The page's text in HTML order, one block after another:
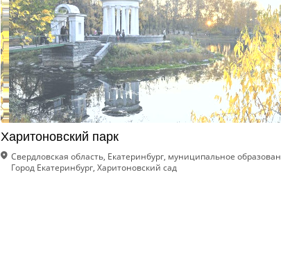
Харитоновский парк
Свердловская область, Екатеринбург, муниципальное
Город Екатеринбург, Харитоновский сад